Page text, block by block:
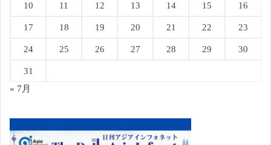
10 11 12 13 14 15 16
17 18 19 20 21 22 23
24 25 26 27 28 29 30
31
« 7月